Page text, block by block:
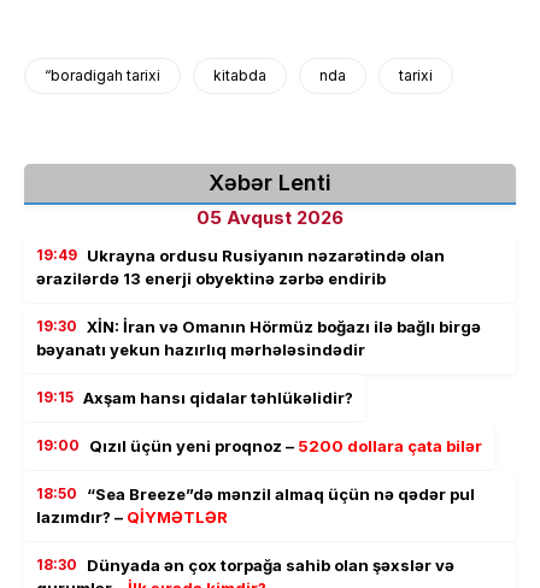
“boradigah tarixi kitabda nda tarixi
Xəbər Lenti
05 Avqust 2026
19:49 Ukrayna ordusu Rusiyanın nəzarətində olan
ərazilərdə 13 enerji obyektinə zərbə endirib
19:30 XİN: İran və Omanın Hörmüz boğazı ilə bağlı birgə
bəyanatı yekun hazırlıq mərhələsindədir
19:15 Axşam hansı qidalar təhlükəlidir?
19:00 Qızıl üçün yeni proqnoz – 5200 dollara çata bilər
18:50
“Sea Breeze”də mənzil almaq üçün nə qədər pul
lazımdır? – QİYMƏTLƏR
18:30
Dünyada ən çox torpağa sahib olan şəxslər və